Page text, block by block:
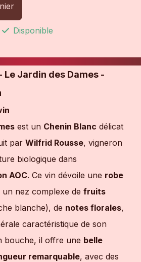
Disponible
Le Jardin des Dames -
est un Chenin Blanc délicat
par Wilfrid Rousse, vigneron
biologique dans
AOC. Ce vin dévoile une robe
un nez complexe de fruits
blanche), de notes florales,
caractéristique de son
bouche, il offre une belle
remarquable, avec des